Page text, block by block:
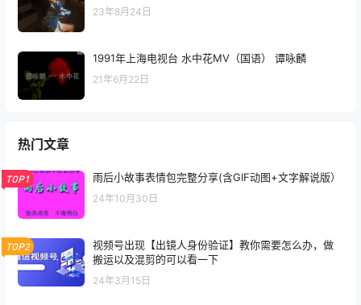
23年8月24日
1991年上海电视台 水中花MV（国语） 谭咏麟
21年6月22日
热门文章
TOP1 雨后小故事表情包完整分享(含GIF动图+文字解说版）
24年10月30日
TOP2
视频号出现【出镜人身份验证】教你需要怎么办，做
搬运以及混剪的可以看一下
24年3月15日